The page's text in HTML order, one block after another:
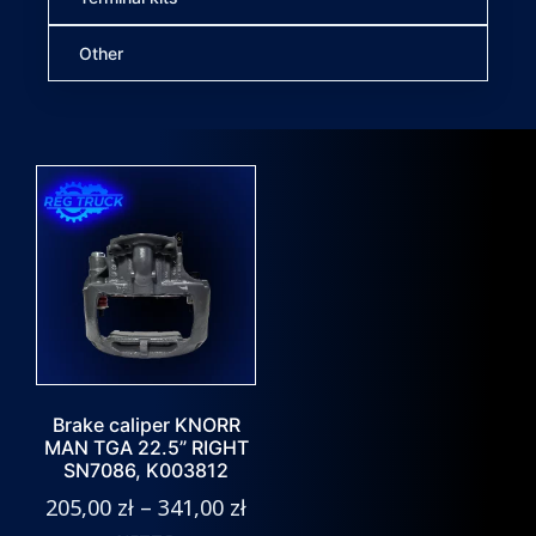
Other
Brake caliper KNORR
MAN TGA 22.5” RIGHT
SN7086, K003812
205,00 zł – 341,00 zł